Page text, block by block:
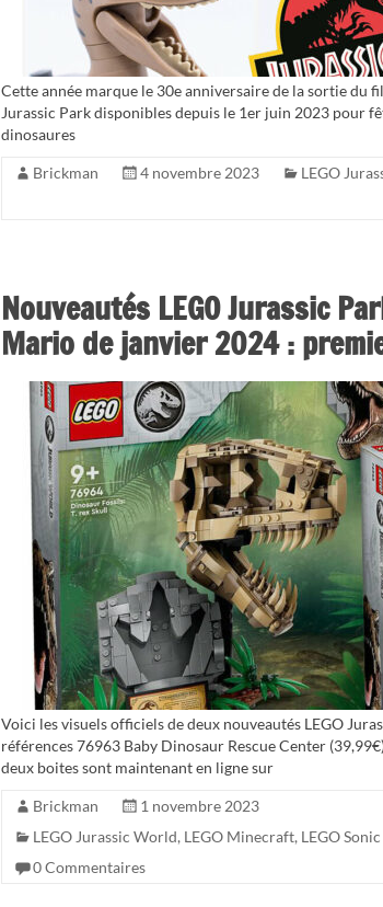
Cette année marque le 30e anniversaire de la sortie du
Jurassic Park disponibles depuis le 1er juin 2023 pour
dinosaures
Brickman 4 novembre 2023 LEGO
Nouveautés LEGO Jurassic
Mario de janvier 2024 :
Voici les visuels officiels de deux nouveautés LEGO
références 76963 Baby Dinosaur Rescue Center
deux boites sont maintenant en ligne sur
Brickman
1 novembre 2023
LEGO Jurassic World, LEGO Minecraft, LEGO
0 Commentaires